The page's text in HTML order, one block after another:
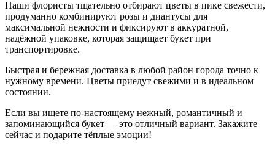
Наши флористы тщательно отбирают цветы в пике свежести,
продуманно комбинируют розы и диантусы для
максимальной нежности и фиксируют в аккуратной,
надёжной упаковке, которая защищает букет при
транспортировке.
Быстрая и бережная доставка в любой район города точно к
нужному времени. Цветы приедут свежими и в идеальном
состоянии.
Если вы ищете по-настоящему нежный, романтичный и
запоминающийся букет — это отличный вариант. Закажите
сейчас и подарите тёплые эмоции!